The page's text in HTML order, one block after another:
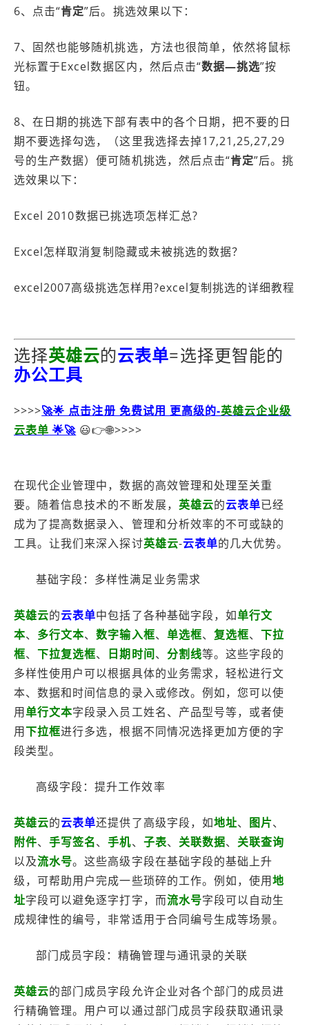
6、点击“肯定”后。挑选效果以下：
7、固然也能够随机挑选，方法也很简单，依然将鼠标
光标置于Excel数据区内，然后点击“数据—挑选”按
钮。
8、在日期的挑选下部有表中的各个日期，把不要的日
期不要选择勾选，（这里我选择去掉17,21,25,27,29
号的生产数据）便可随机挑选，然后点击“肯定”后。挑
选效果以下：
Excel 2010数据已挑选项怎样汇总?
Excel怎样取消复制隐藏或未被挑选的数据？
excel2007高级挑选怎样用?excel复制挑选的详细教程
选择英雄云的云表单=选择更智能的
办公工具
>>>>🚀🌟 点击注册 免费试用 更高级的-英雄云企业级
云表单 🌟🚀 😃👉🌐>>>>
在现代企业管理中，数据的高效管理和处理至关重
要。随着信息技术的不断发展， 英雄云的云表单已经
成为了提高数据录入、管理和分析效率的不可或缺的
工具。让我们来深入探讨英雄云-云表单的几大优势。
基础字段：多样性满足业务需求
英雄云的云表单中包括了各种基础字段，如单行文
本、 多行文本、数字输入框、 单选框、 复选框、下拉
框、下拉复选框、 日期时间、 分割线等。这些字段的
多样性使用户可以根据具体的业务需求，轻松进行文
本、数据和时间信息的录入或修改。例如，您可以使
用单行文本字段录入员工姓名、产品型号等，或者使
用下拉框进行多选，根据不同情况选择更加方便的字
段类型。
高级字段：提升工作效率
英雄云的云表单还提供了高级字段，如地址、 图片、
附件、手写签名、手机、 子表、 关联数据、 关联查询
以及流水号。这些高级字段在基础字段的基础上升
级，可帮助用户完成一些琐碎的工作。例如，使用地
址字段可以避免逐字打字，而流水号字段可以自动生
成规律性的编号，非常适用于合同编号生成等场景。
部门成员字段：精确管理与通讯录的关联
英雄云的部门成员字段允许企业对各个部门的成员进
行精确管理。用户可以通过部门成员字段获取通讯录